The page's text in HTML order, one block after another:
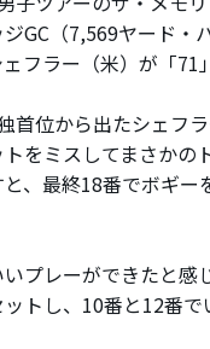
ジGC（7,569ヤード
フラー（米）が「71
首位から出たシェフ
をミスしてまさかの
と、最終18番でボギ
いプレーができたと
トし、10番と12番で